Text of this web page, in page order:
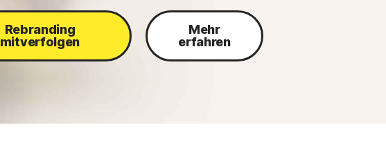
Rebranding
mitverfolgen
Mehr
erfahren